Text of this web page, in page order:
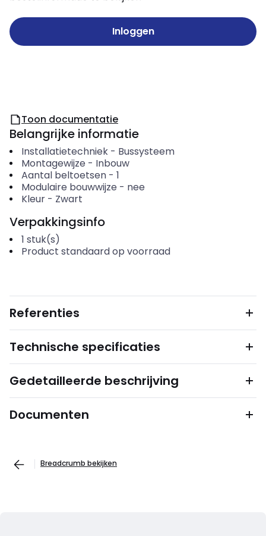
Inloggen
Toon documentatie
Belangrijke informatie
Installatietechniek- Bussysteem
Montagewijze - Inbouw
Aantal beltoetsen- 1
Modulaire bouwwijze - nee
Kleur- Zwart
Verpakkingsinfo
1 stuk(s)
Product standaard op voorraad
Referenties
Technische specificaties
Gedetailleerde beschrijving
Documenten
Breadcrumb bekijken